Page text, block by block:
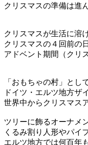
クリスマスの準備は進
クリスマスが生活に溶
クリスマスの４回前の
アドベント期間（クリ
「おもちゃの村」とし
ドイツ・エルツ地方ザ
世界中からクリスマス
ツリーに飾るオーナメ
くるみ割り人形やパイ
エルツ地方では何百年